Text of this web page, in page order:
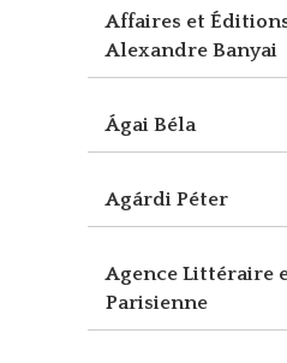
Affaires et
Alexandre Banyai
Ágai Béla
Agárdi Péter
Agence Littéraire
Parisienne